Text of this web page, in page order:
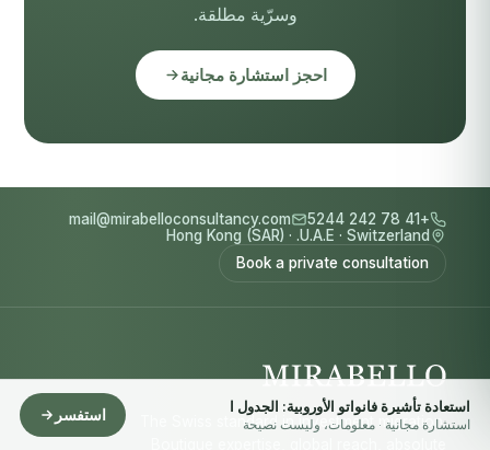
وسرّية مطلقة.
احجز استشارة مجانية
استعادة تأشيرة فانواتو الأوروبية: الجدول ا
استشارة مجانية · معلومات، وليست نصيحة
استفسر
+41 78 242 5244
mail@mirabelloconsultancy.com
Switzerland
·
U.A.E.
·
Hong Kong (SAR)
Book a private consultation
The Swiss standard in investment migration.